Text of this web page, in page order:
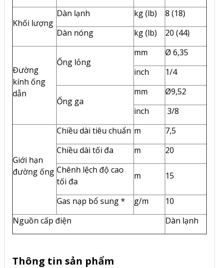
Khối lượng
Dàn lạnh kg (lb)
8 (18)
Dàn nóng
kg (lb) 20 (44)
Đường
kính ống
dẫn
Ống lỏng
mm
Ø 6,35
inch
1/4
Ống ga
mm
Ø9,52
inch
3/8
Giới hạn
đường ống
Chiều dài tiêu chuẩn m
7,5
Chiều dài tối đa
m
20
Chênh lệch độ cao
tối đa
m 15
Gas nạp bổ sung * g/m
10
Nguồn cấp điện
Dàn lạnh
Thông tin sản phẩm